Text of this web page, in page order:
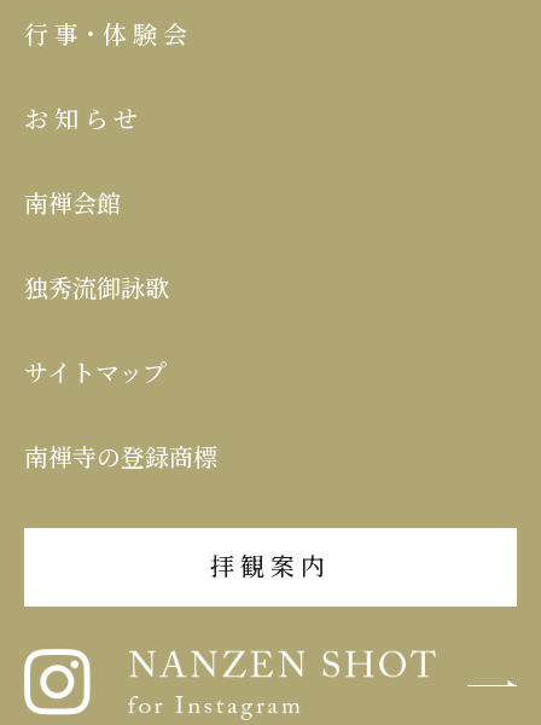
行事･体験会
お知らせ
南禅会館
独秀流御詠歌
サイトマップ
南禅寺の登録商標
拝観案内